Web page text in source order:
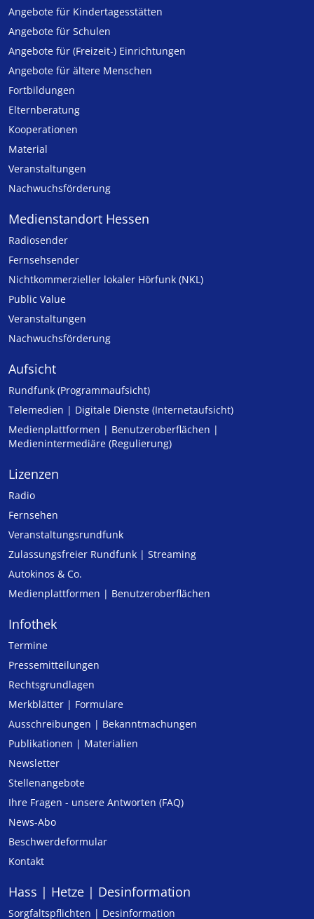
Angebote für Kinder­tages­stätten
Angebote für Schulen
Angebote für (Freizeit-) Ein­rich­tungen
Angebote für ältere Menschen
Fortbildungen
Elternberatung
Kooperationen
Material
Veranstaltungen
Nachwuchsförderung
Medienstandort Hessen
Radiosender
Fernsehsender
Nicht­kommer­zieller lo­ka­ler Hör­funk (NKL)
Public Value
Veranstaltungen
Nachwuchsförderung
Aufsicht
Rundfunk (Programmaufsicht)
Telemedien | Digitale Dienste (Internetaufsicht)
Medienplattformen | Benutzeroberflächen |
Medienintermediäre (Regulierung)
Lizenzen
Radio
Fernsehen
Veranstaltungsrundfunk
Zulassungs­freier Rund­funk | Streaming
Autokinos & Co.
Medienplattformen | Benutzeroberflächen
Infothek
Termine
Pressemitteilungen
Rechtsgrundlagen
Merkblätter | Formulare
Ausschreibungen | Bekanntmachungen
Publikationen | Materialien
Newsletter
Stellenangebote
Ihre Fragen - unsere Antworten (FAQ)
News-Abo
Beschwerdeformular
Kontakt
Hass | Hetze | Desinformation
Sorgfaltspflichten | Desinformation